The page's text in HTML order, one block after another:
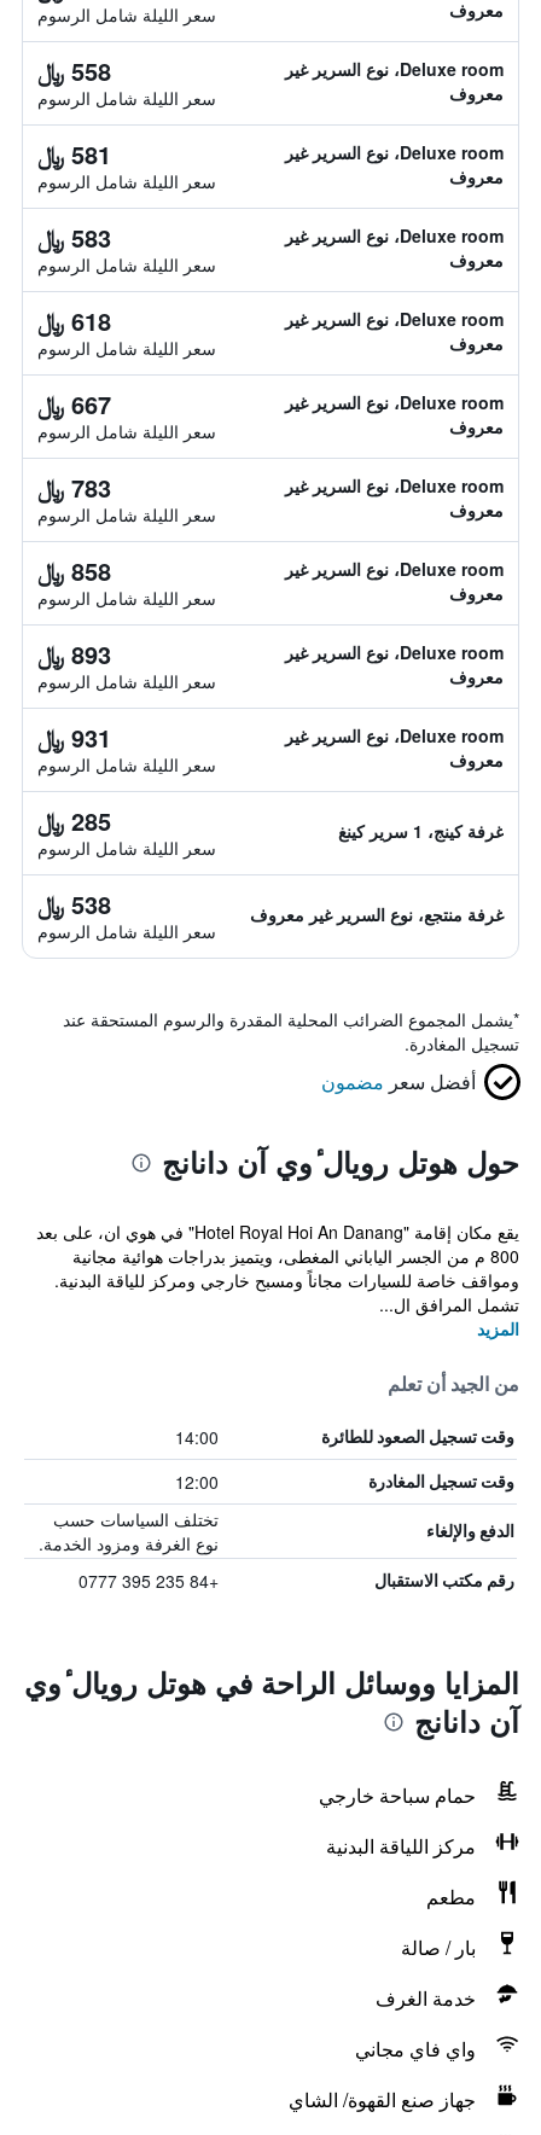
معروف سعر الليلة شامل الرسوم
Deluxe room، نوع السرير غير
معروف
558 ﷼
سعر الليلة شامل الرسوم
Deluxe room، نوع السرير غير
معروف
581 ﷼
سعر الليلة شامل الرسوم
Deluxe room، نوع السرير غير
معروف
583 ﷼
سعر الليلة شامل الرسوم
Deluxe room، نوع السرير غير
معروف
618 ﷼
سعر الليلة شامل الرسوم
Deluxe room، نوع السرير غير
معروف
667 ﷼
سعر الليلة شامل الرسوم
Deluxe room، نوع السرير غير
معروف
783 ﷼
سعر الليلة شامل الرسوم
Deluxe room، نوع السرير غير
معروف
858 ﷼
سعر الليلة شامل الرسوم
Deluxe room، نوع السرير غير
معروف
893 ﷼
سعر الليلة شامل الرسوم
Deluxe room، نوع السرير غير
معروف
931 ﷼
سعر الليلة شامل الرسوم
غرفة كينج، 1 سرير كينغ 285 ﷼
سعر الليلة شامل الرسوم
غرفة منتجع، نوع السرير غير معروف 538 ﷼
سعر الليلة شامل الرسوم
*يشمل المجموع الضرائب المحلية المقدرة والرسوم المستحقة عند
تسجيل المغادرة.
أفضل سعر مضمون
حول هوتل رويال ٔوي آن دانانج
يقع مكان إقامة "Hotel Royal Hoi An Danang" في هوي ان، على بعد
800 م من الجسر الياباني المغطى، ويتميز بدراجات هوائية مجانية
ومواقف خاصة للسيارات مجاناً ومسبح خارجي ومركز للياقة البدنية.
تشمل المرافق ال...
المزيد
من الجيد أن تعلم
وقت تسجيل الصعود للطائرة 14:00
وقت تسجيل المغادرة 12:00
الدفع والإلغاء
تختلف السياسات حسب
نوع الغرفة ومزود الخدمة.
رقم مكتب الاستقبال +84 235 395 0777
المزايا ووسائل الراحة في هوتل رويال ٔوي
آن دانانج
حمام سباحة خارجي
مركز اللياقة البدنية
مطعم
بار / صالة
خدمة الغرف
واي فاي مجاني
جهاز صنع القهوة/ الشاي